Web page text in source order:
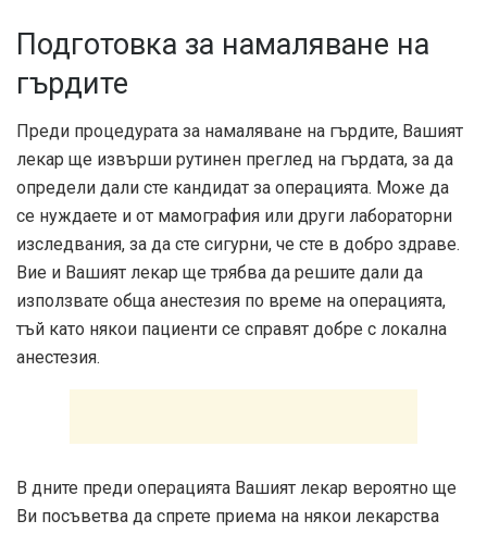
Подготовка за намаляване на
гърдите
Преди процедурата за намаляване на гърдите, Вашият
лекар ще извърши рутинен преглед на гърдата, за да
определи дали сте кандидат за операцията. Може да
се нуждаете и от мамография или други лабораторни
изследвания, за да сте сигурни, че сте в добро здраве.
Вие и Вашият лекар ще трябва да решите дали да
използвате обща анестезия по време на операцията,
тъй като някои пациенти се справят добре с локална
анестезия.
В дните преди операцията Вашият лекар вероятно ще
Ви посъветва да спрете приема на някои лекарства